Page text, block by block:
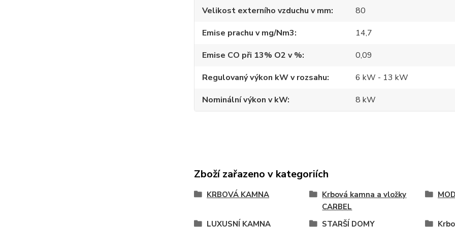
Velikost externího vzduchu v mm
80
Emise prachu v mg/Nm3
14,7
Emise CO při 13% O2 v %
0,09
Regulovaný výkon kW v rozsahu
6 kW - 13 kW
Nominální výkon v kW
8 kW
Zboží zařazeno v kategoriích
KRBOVÁ KAMNA
Krbová kamna a vložky
CARBEL
LUXUSNÍ KAMNA STARŠÍ DOMY